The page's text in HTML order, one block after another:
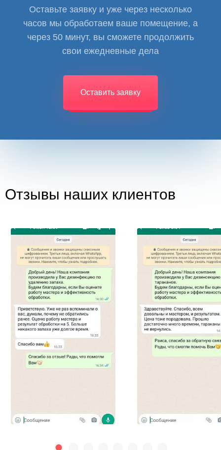
Оставьте заявку и уже через несколько
часов мы обработаем ваше помещение, а
через 50 минут, вы сможете продолжить
свои ежедневные дела
Оставить заявку
Отзывы наших клиентов